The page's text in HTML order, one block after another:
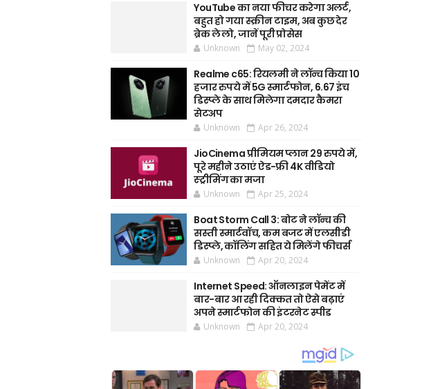
YouTube का नया फीचर करेगा अलर्ट,
बहुत हो गया स्क्रीन टाइम, अब कुछ देर
ब्रेक ले लो, जानें पूरी प्रोसेस
Unknown May 02, 2024
Realme c65: रियलमी ने लॉन्च किया 10
हजार रुपये में 5G स्मार्टफोन, 6.67 इंच
डिस्प्ले के साथ मिलेगा दमदार कैमरा
सेटअप
Unknown Apr 26, 2024
JioCinema प्रीमियम प्लान 29 रुपये में,
पूरे महीने उठाएं ऐड-फ्री 4K वीडियो
स्ट्रीमिंग का मजा
Unknown Apr 25, 2024
Boat Storm Call 3: बोट ने लॉन्च की
सस्ती स्मार्टवॉच, कम बजट में एलसीडी
डिस्प्ले, कॉलिंग सहित ये मिलेंगे फीचर्स
Unknown Apr 20, 2024
Internet Speed: ऑनलाइन पेमेंट में
बार-बार आ रही दिक्कत तो ऐसे बढ़ाएं
अपने स्मार्टफोन की इंटरनेट स्पीड
Unknown Apr 20, 2024